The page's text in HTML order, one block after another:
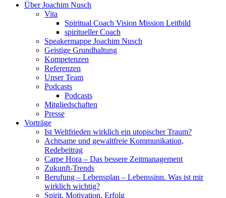
Über Joachim Nusch
Vita
Spiritual Coach Vision Mission Leitbild
spiritueller Coach
Speakermappe Joachim Nusch
Geistige Grundhaltung
Kompetenzen
Referenzen
Unser Team
Podcasts
Podcasts
Mitgliedschaften
Presse
Vorträge
Ist Weltfrieden wirklich ein utopischer Traum?
Achtsame und gewaltfreie Kommunikation,
Redebeitrag
Carpe Hora – Das bessere Zeitmanagement
Zukunft-Trends
Berufung – Lebensplan – Lebenssinn. Was ist mir
wirklich wichtig?
Spirit, Motivation, Erfolg